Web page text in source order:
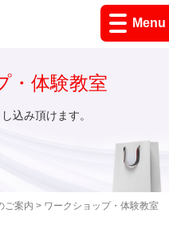
Menu
ご案内 > ワークショップ・体験教室
・体験教室
込み頂けます。